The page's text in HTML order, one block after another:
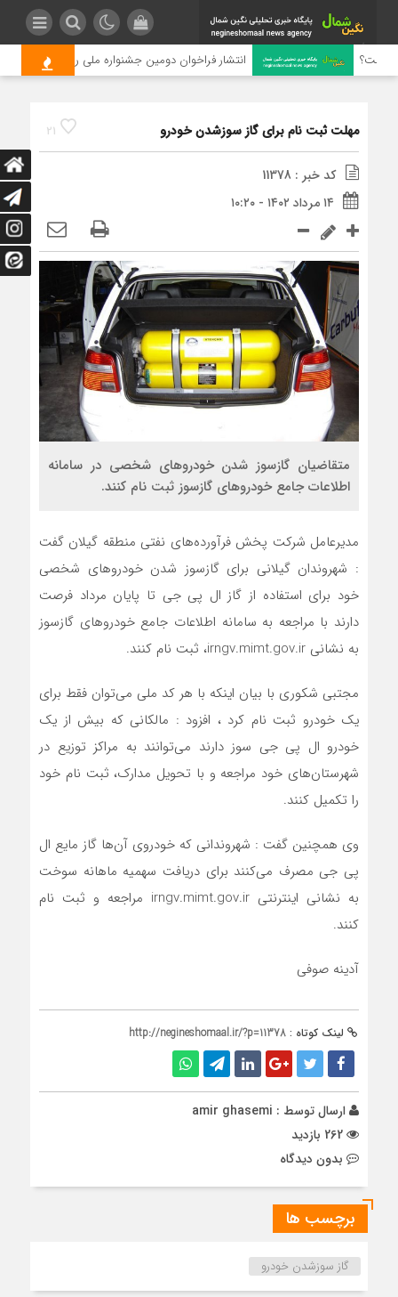
انتشار فراخوان دومین جشنواره ملی رسانه‌ای چای
21 مهلت ثبت نام برای گاز سوزشدن خودرو
کد خبر : 11378
۱۴ مرداد ۱۴۰۲ - ۱۰:۲۰
متقاضیان گازسوز شدن خودرو‌های شخصی در سامانه
اطلاعات جامع خودرو‌های گازسوز ثبت نام کنند.
مدیرعامل شرکت پخش فرآورده‌های نفتی منطقه گیلان گفت
: شهروندان گیلانی برای گازسوز شدن خودرو‌های شخصی
خود برای استفاده از گاز ال پی جی تا پایان مرداد فرصت
دارند با مراجعه به سامانه اطلاعات جامع خودرو‌های گازسوز
به نشانی irngv.mimt.gov.ir، ثبت نام کنند.
مجتبی شکوری با بیان اینکه با هر کد ملی می‌توان فقط برای
یک خودرو ثبت نام کرد ، افزود : مالکانی که بیش از یک
خودرو ال پی جی سوز دارند می‌توانند به مراکز توزیع در
شهرستان‌های خود مراجعه و با تحویل مدارک، ثبت نام خود
را تکمیل کنند.
وی همچنین گفت : شهروندانی که خودروی آن‌ها گاز مایع ال
پی جی مصرف می‌کنند برای دریافت سهمیه ماهانه سوخت
به نشانی اینترنتی irngv.mimt.gov.ir مراجعه و ثبت نام
کنند.
آدینه صوفی
لینک کوتاه : http://negineshomaal.ir/?p=11378
ارسال توسط : amir ghasemi
بدون دیدگاه
برچسب ها
گاز سوزشدن خودرو